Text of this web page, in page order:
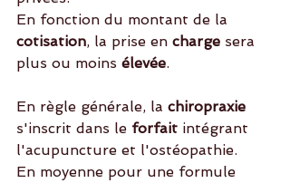
En fonction du montant de la
cotisation, la prise en charge sera
plus ou moins élevée.
En règle générale, la chiropraxie
s'inscrit dans le forfait intégrant
l'acupuncture et l'ostéopathie.
En moyenne pour une formule